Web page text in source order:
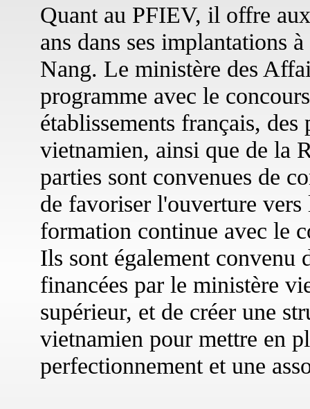
Quant au PFIEV, il offre
ans dans ses
Nang. Le ministère des
programme avec le
établissements français,
vietnamien, ainsi que de la
parties sont convenues de
de favoriser l'ouverture
formation continue avec le
Ils sont également convenu
financées par le ministère
supérieur, et de créer une
vietnamien pour mettre en
perfectionnement et une